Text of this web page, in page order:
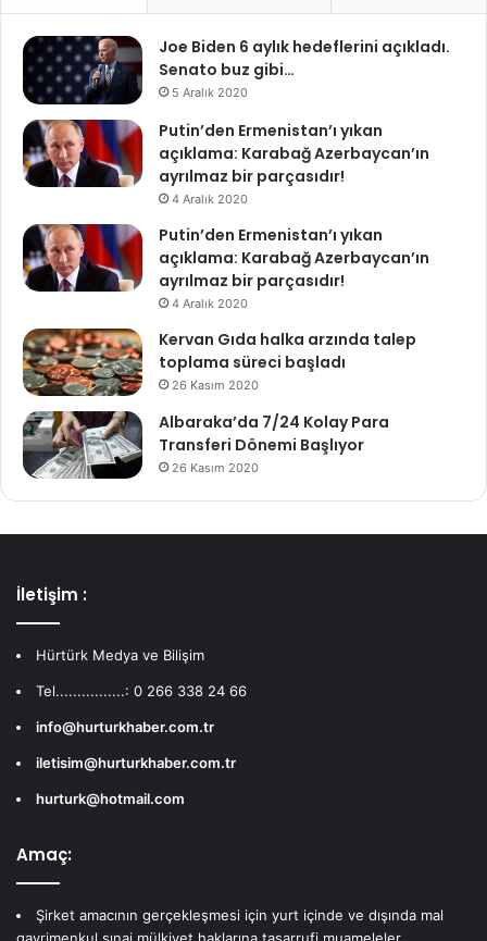
Joe Biden 6 aylık hedeflerini açıkladı.
Senato buz gibi…
5 Aralık 2020
Putin’den Ermenistan’ı yıkan
açıklama: Karabağ Azerbaycan’ın
ayrılmaz bir parçasıdır!
4 Aralık 2020
Putin’den Ermenistan’ı yıkan
açıklama: Karabağ Azerbaycan’ın
ayrılmaz bir parçasıdır!
4 Aralık 2020
Kervan Gıda halka arzında talep
toplama süreci başladı
26 Kasım 2020
Albaraka’da 7/24 Kolay Para
Transferi Dönemi Başlıyor
26 Kasım 2020
İletişim :
Hürtürk Medya ve Bilişim
Tel................: 0 266 338 24 66
info@hurturkhaber.com.tr
iletisim@hurturkhaber.com.tr
hurturk@hotmail.com
Amaç:
Şirket amacının gerçekleşmesi için yurt içinde ve dışında mal